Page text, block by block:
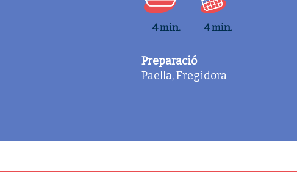
4 min. 4 min.
Preparació
Paella, Fregidora